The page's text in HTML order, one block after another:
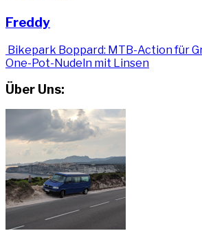
Freddy
Bikepark Boppard: MTB-Action für
One-Pot-Nudeln mit Linsen
Über Uns: